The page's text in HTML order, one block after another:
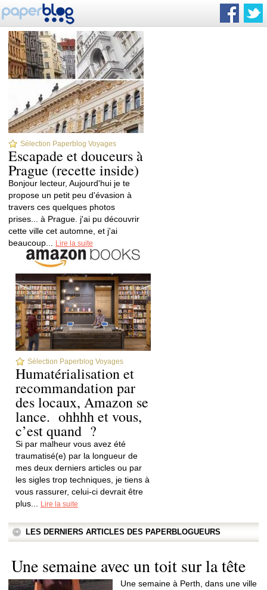
Sélection Paperblog Voyages
Escapade et douceurs à
Prague (recette inside)
Bonjour lecteur, Aujourd'hui je te
propose un petit peu d'évasion à
travers ces quelques photos
prises... à Prague. j'ai pu découvrir
cette ville cet automne, et j'ai
beaucoup...
Lire la suite
Sélection Paperblog Voyages
Humatérialisation et
recommandation par
des locaux, Amazon se
lance. ohhhh et vous,
c’est quand ?
Si par malheur vous avez été
traumatisé(e) par la longueur de
mes deux derniers articles ou par
les sigles trop techniques, je tiens à
vous rassurer, celui-ci devrait être
plus...
Lire la suite
LES DERNIERS ARTICLES DES PAPERBLOGUEURS
Une semaine avec un toit sur la tête
Une semaine à Perth, dans une ville